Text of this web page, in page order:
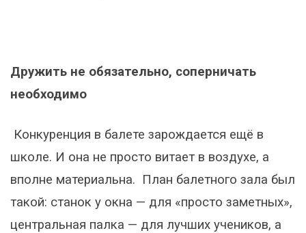
Дружить не обязательно, соперничать
необходимо
Конкуренция в балете зарождается ещё в
школе. И она не просто витает в воздухе, а
вполне материальна. План балетного зала был
такой: станок у окна — для «просто заметных»,
центральная палка — для лучших учеников, а